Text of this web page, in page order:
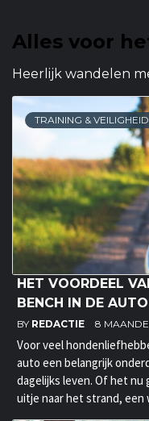
Alles voor
Heerlijk wandelen
TRAINING & VEILIGHEID
HET VOORDEEL
BENCH IN DE AUTO
BY REDACTIE 8
Voor veel
auto een belangrijk
dagelijks leven. Of het nu
uitje naar het strand, een